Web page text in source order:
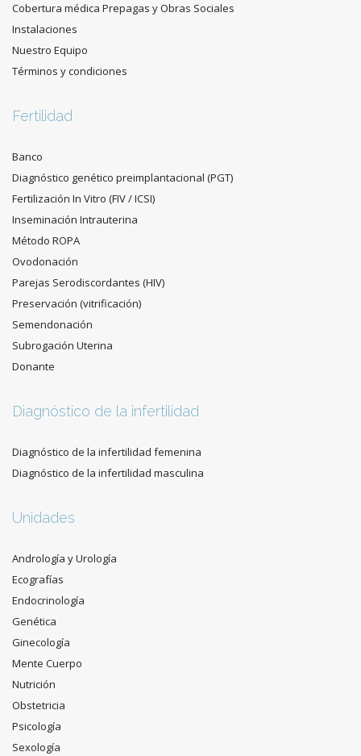
Cobertura médica Prepagas y Obras Sociales
Instalaciones
Nuestro Equipo
Términos y condiciones
Fertilidad
Banco
Diagnóstico genético preimplantacional (PGT)
Fertilización In Vitro (FIV / ICSI)
Inseminación Intrauterina
Método ROPA
Ovodonación
Parejas Serodiscordantes (HIV)
Preservación (vitrificación)
Semendonación
Subrogación Uterina
Donante
Diagnóstico de la infertilidad
Diagnóstico de la infertilidad femenina
Diagnóstico de la infertilidad masculina
Unidades
Andrología y Urología
Ecografías
Endocrinología
Genética
Ginecología
Mente Cuerpo
Nutrición
Obstetricia
Psicología
Sexología